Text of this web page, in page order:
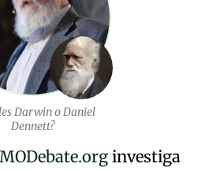
Darwin o Daniel
Dennett?
investiga